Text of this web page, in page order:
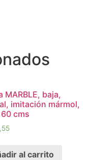
MARBLE, baja,
imitación mármol,
cms
al carrito